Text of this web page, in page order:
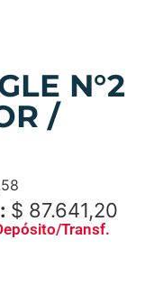
N°2
/
$ 87.641,20
Transf.